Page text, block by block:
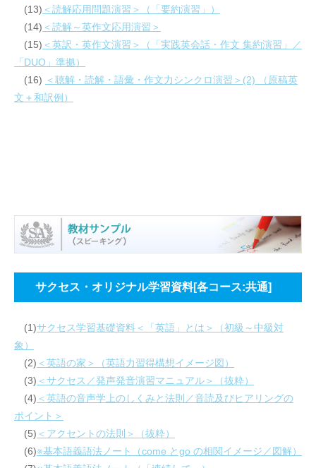
(13) ＜読解応用問題演習＞（「要約演習」）
(14) ＜読解～英作文応用演習＞
(15) ＜英訳・英作文演習＞（「実践英会話・作文 集約演習」／
「DUO」準拠）
(16) ＜聴解・読解・語彙・作文力シンクロ演習＞(2) （原稿英
文＋和訳例）
サクセス・オリジナル学習資料[各コース:共通]
(1)サクセス学習基礎資料＜「英語」とは＞（初級～中級対
象）
(2) ＜英語の家＞（英語力習得構想イメージ図）
(3) ＜サクセス／発声発音演習マニュアル＞（抜粋）
(4) ＜英語の音声学上のしくみと法則／音読及びヒアリングの
ポイント＞
(5) ＜アクセントの法則＞（抜粋）
(6)※基本語義語法ノート（come とgo の相関イメージ／図解）